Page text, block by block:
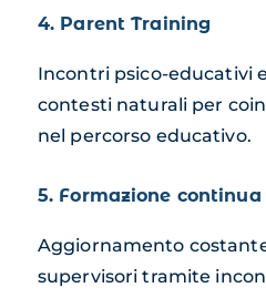
4. Parent Training
Incontri psico-educativi
contesti naturali per
nel percorso educativo.
5. Formazione continua
Aggiornamento
supervisori tramite